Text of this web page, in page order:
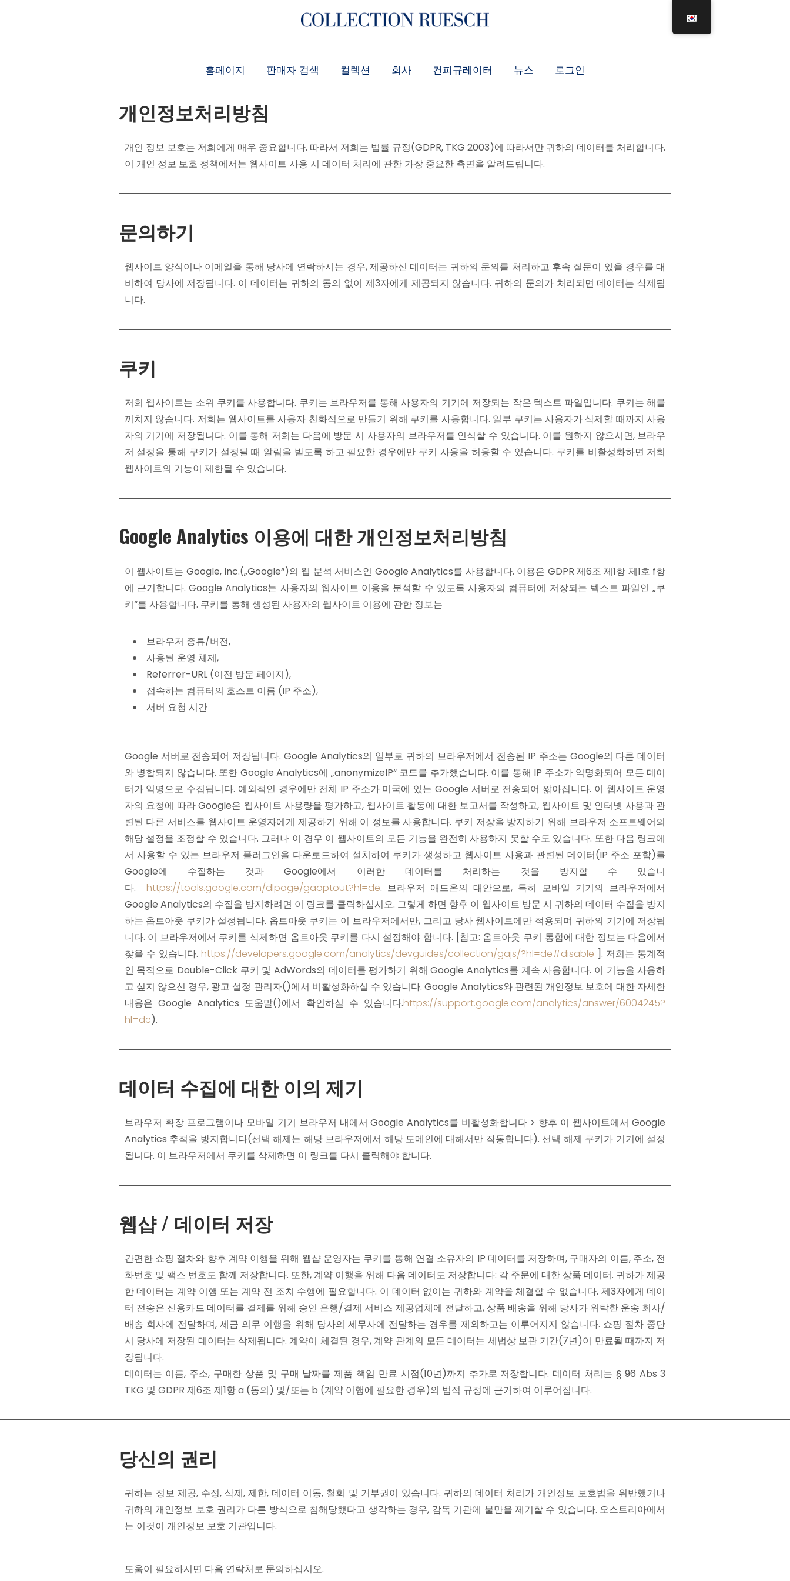
홈페이지 판매자 검색 컬렉션 회사 컨피규레이터 뉴스 로그인
개인정보처리방침
개인 정보 보호는 저희에게 매우 중요합니다. 따라서 저희는 법률 규정(GDPR, TKG 2003)에 따라서만 귀하의 데이터를 처리합니다.
이 개인 정보 보호 정책에서는 웹사이트 사용 시 데이터 처리에 관한 가장 중요한 측면을 알려드립니다.
문의하기
웹사이트 양식이나 이메일을 통해 당사에 연락하시는 경우, 제공하신 데이터는 귀하의 문의를 처리하고 후속 질문이 있을 경우를 대
비하여 당사에 저장됩니다. 이 데이터는 귀하의 동의 없이 제3자에게 제공되지 않습니다. 귀하의 문의가 처리되면 데이터는 삭제됩
니다.
쿠키
저희 웹사이트는 소위 쿠키를 사용합니다. 쿠키는 브라우저를 통해 사용자의 기기에 저장되는 작은 텍스트 파일입니다. 쿠키는 해를
끼치지 않습니다. 저희는 웹사이트를 사용자 친화적으로 만들기 위해 쿠키를 사용합니다. 일부 쿠키는 사용자가 삭제할 때까지 사용
자의 기기에 저장됩니다. 이를 통해 저희는 다음에 방문 시 사용자의 브라우저를 인식할 수 있습니다. 이를 원하지 않으시면, 브라우
저 설정을 통해 쿠키가 설정될 때 알림을 받도록 하고 필요한 경우에만 쿠키 사용을 허용할 수 있습니다. 쿠키를 비활성화하면 저희
웹사이트의 기능이 제한될 수 있습니다.
Google Analytics 이용에 대한 개인정보처리방침
이 웹사이트는 Google, Inc.(„Google“)의 웹 분석 서비스인 Google Analytics를 사용합니다. 이용은 GDPR 제6조 제1항 제1호 f항
에 근거합니다. Google Analytics는 사용자의 웹사이트 이용을 분석할 수 있도록 사용자의 컴퓨터에 저장되는 텍스트 파일인 „쿠
키“를 사용합니다. 쿠키를 통해 생성된 사용자의 웹사이트 이용에 관한 정보는
브라우저 종류/버전,
사용된 운영 체제,
Referrer-URL (이전 방문 페이지),
접속하는 컴퓨터의 호스트 이름 (IP 주소),
서버 요청 시간
Google 서버로 전송되어 저장됩니다. Google Analytics의 일부로 귀하의 브라우저에서 전송된 IP 주소는 Google의 다른 데이터
와 병합되지 않습니다. 또한 Google Analytics에 „anonymizeIP“ 코드를 추가했습니다. 이를 통해 IP 주소가 익명화되어 모든 데이
터가 익명으로 수집됩니다. 예외적인 경우에만 전체 IP 주소가 미국에 있는 Google 서버로 전송되어 짧아집니다. 이 웹사이트 운영
자의 요청에 따라 Google은 웹사이트 사용량을 평가하고, 웹사이트 활동에 대한 보고서를 작성하고, 웹사이트 및 인터넷 사용과 관
련된 다른 서비스를 웹사이트 운영자에게 제공하기 위해 이 정보를 사용합니다. 쿠키 저장을 방지하기 위해 브라우저 소프트웨어의
해당 설정을 조정할 수 있습니다. 그러나 이 경우 이 웹사이트의 모든 기능을 완전히 사용하지 못할 수도 있습니다. 또한 다음 링크에
서 사용할 수 있는 브라우저 플러그인을 다운로드하여 설치하여 쿠키가 생성하고 웹사이트 사용과 관련된 데이터(IP 주소 포함)를
Google에 수집하는 것과 Google에서 이러한 데이터를 처리하는 것을 방지할 수 있습니
다. https://tools.google.com/dlpage/gaoptout?hl=de. 브라우저 애드온의 대안으로, 특히 모바일 기기의 브라우저에서
Google Analytics의 수집을 방지하려면 이 링크를 클릭하십시오. 그렇게 하면 향후 이 웹사이트 방문 시 귀하의 데이터 수집을 방지
하는 옵트아웃 쿠키가 설정됩니다. 옵트아웃 쿠키는 이 브라우저에서만, 그리고 당사 웹사이트에만 적용되며 귀하의 기기에 저장됩
니다. 이 브라우저에서 쿠키를 삭제하면 옵트아웃 쿠키를 다시 설정해야 합니다. [참고: 옵트아웃 쿠키 통합에 대한 정보는 다음에서
찾을 수 있습니다. https://developers.google.com/analytics/devguides/collection/gajs/?hl=de#disable ]. 저희는 통계적
인 목적으로 Double-Click 쿠키 및 AdWords의 데이터를 평가하기 위해 Google Analytics를 계속 사용합니다. 이 기능을 사용하
고 싶지 않으신 경우, 광고 설정 관리자()에서 비활성화하실 수 있습니다. Google Analytics와 관련된 개인정보 보호에 대한 자세한
내용은 Google Analytics 도움말()에서 확인하실 수 있습니다.https://support.google.com/analytics/answer/6004245?
hl=de).
데이터 수집에 대한 이의 제기
브라우저 확장 프로그램이나 모바일 기기 브라우저 내에서 Google Analytics를 비활성화합니다 > 향후 이 웹사이트에서 Google
Analytics 추적을 방지합니다(선택 해제는 해당 브라우저에서 해당 도메인에 대해서만 작동합니다). 선택 해제 쿠키가 기기에 설정
됩니다. 이 브라우저에서 쿠키를 삭제하면 이 링크를 다시 클릭해야 합니다.
웹샵 / 데이터 저장
간편한 쇼핑 절차와 향후 계약 이행을 위해 웹샵 운영자는 쿠키를 통해 연결 소유자의 IP 데이터를 저장하며, 구매자의 이름, 주소, 전
화번호 및 팩스 번호도 함께 저장합니다. 또한, 계약 이행을 위해 다음 데이터도 저장합니다: 각 주문에 대한 상품 데이터. 귀하가 제공
한 데이터는 계약 이행 또는 계약 전 조치 수행에 필요합니다. 이 데이터 없이는 귀하와 계약을 체결할 수 없습니다. 제3자에게 데이
터 전송은 신용카드 데이터를 결제를 위해 승인 은행/결제 서비스 제공업체에 전달하고, 상품 배송을 위해 당사가 위탁한 운송 회사/
배송 회사에 전달하며, 세금 의무 이행을 위해 당사의 세무사에 전달하는 경우를 제외하고는 이루어지지 않습니다. 쇼핑 절차 중단
시 당사에 저장된 데이터는 삭제됩니다. 계약이 체결된 경우, 계약 관계의 모든 데이터는 세법상 보관 기간(7년)이 만료될 때까지 저
장됩니다.
데이터는 이름, 주소, 구매한 상품 및 구매 날짜를 제품 책임 만료 시점(10년)까지 추가로 저장합니다. 데이터 처리는 § 96 Abs 3
TKG 및 GDPR 제6조 제1항 a (동의) 및/또는 b (계약 이행에 필요한 경우)의 법적 규정에 근거하여 이루어집니다.
당신의 권리
귀하는 정보 제공, 수정, 삭제, 제한, 데이터 이동, 철회 및 거부권이 있습니다. 귀하의 데이터 처리가 개인정보 보호법을 위반했거나
귀하의 개인정보 보호 권리가 다른 방식으로 침해당했다고 생각하는 경우, 감독 기관에 불만을 제기할 수 있습니다. 오스트리아에서
는 이것이 개인정보 보호 기관입니다.
도움이 필요하시면 다음 연락처로 문의하십시오.